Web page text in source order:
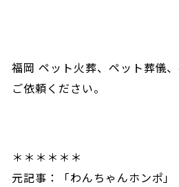
福岡 ペット火葬、ペット葬儀
ご依頼ください。
＊＊＊＊＊＊
元記事：「わんちゃんホンポ」